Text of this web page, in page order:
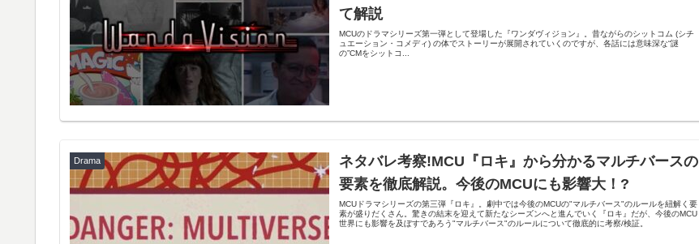
て解説
MCUのドラマシリーズ第一弾として登場した『ワンダヴィジョン』。昔ながらのシットコム (シチ
ュエーション・コメディ) の体でストーリーが展開されていくのですが、各話には意味深な“謎
の”CMをシットコ...
Drama
ネタバレ考察!MCU『ロキ』から分かるマルチバースの
要素を徹底解説。今後のMCUにも影響大！?
MCUドラマシリーズの第三弾『ロキ』。劇中では今後のMCUの"マルチバース"のルールを紐解く要
素が盛りだくさん。驚きの結末を迎えて新たなシーズンへと進んでいく『ロキ』だが、今後のMCU
世界にも影響を及ぼすであろう"マルチバース"のルールについて徹底的に考察/検証。